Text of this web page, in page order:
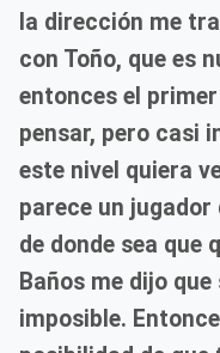
la dirección me
con Toño, que es
entonces el
pensar, pero casi
este nivel quiera
parece un jugador
de donde sea que
Baños me dijo
imposible.